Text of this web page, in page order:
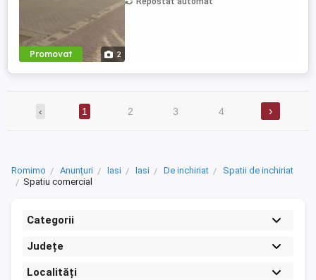
Promovat 2
‹ 1 2 3 4 ›
Romimo Anunțuri Iasi Iasi De inchiriat
Spatii de inchiriat
Spatiu comercial
Categorii
Județe
Localități